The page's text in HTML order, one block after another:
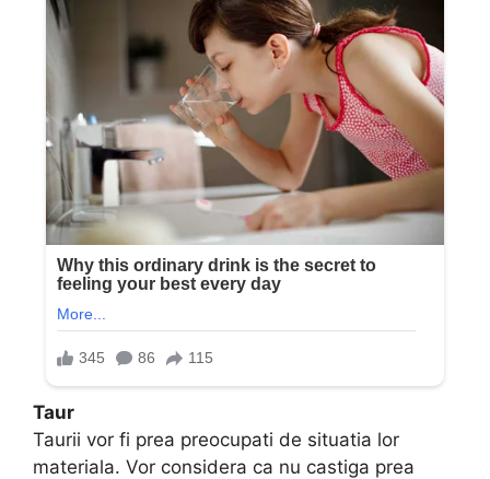
Taur
Taurii vor fi prea preocupati de situatia lor
materiala. Vor considera ca nu castiga prea